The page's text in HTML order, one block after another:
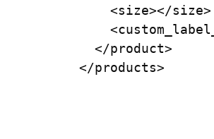
    <size></size>
  </product>